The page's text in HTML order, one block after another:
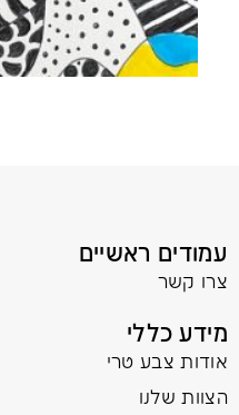
עמודים ראשיים
צרו קשר
מידע כללי
אודות צבע טרי
הצוות שלנו